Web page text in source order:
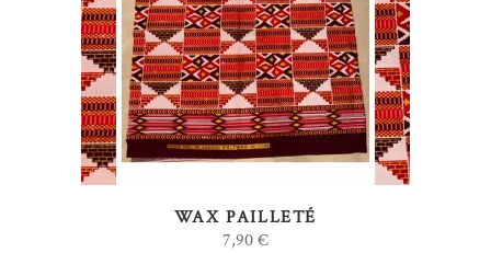
AJOUTER AU PANIER
WAX PAILLETÉ
7,90€